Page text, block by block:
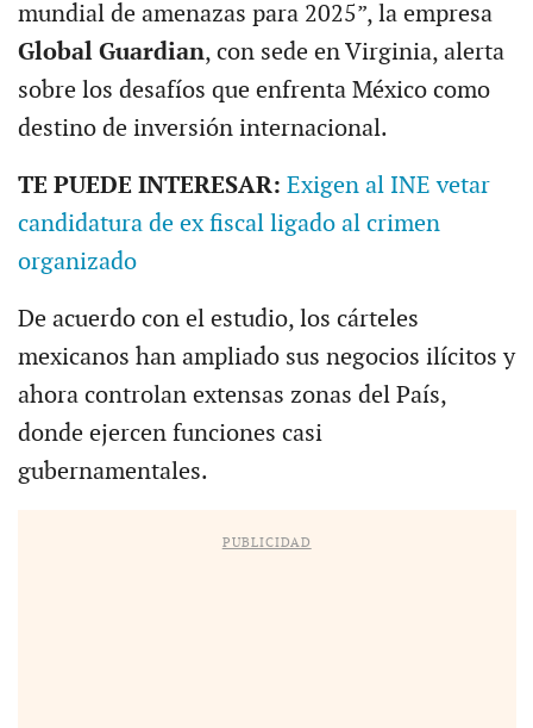
mundial de amenazas para 2025”, la empresa
Global Guardian, con sede en Virginia, alerta
sobre los desafíos que enfrenta México como
destino de inversión internacional.
TE PUEDE INTERESAR: Exigen al INE vetar
candidatura de ex fiscal ligado al crimen
organizado
De acuerdo con el estudio, los cárteles
mexicanos han ampliado sus negocios ilícitos y
ahora controlan extensas zonas del País,
donde ejercen funciones casi
gubernamentales.
PUBLICIDAD